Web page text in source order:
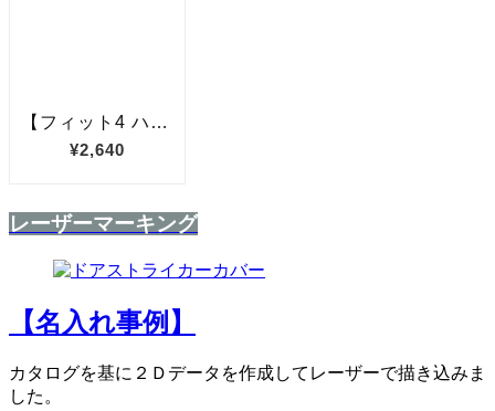
レーザーマーキング
【名入れ事例】
カタログを基に２Ｄデータを作成してレーザーで描き込みま
した。